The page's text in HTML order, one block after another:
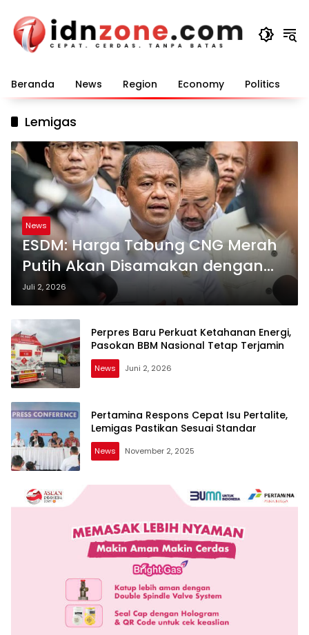
konten
Beranda News Region Economy Politics
Lemigas
News
ESDM: Harga Tabung CNG Merah
Putih Akan Disamakan dengan
LPG 3 Kg Bersubsidi
Juli 2, 2026
Perpres Baru Perkuat Ketahanan Energi,
Pasokan BBM Nasional Tetap Terjamin
News Juni 2, 2026
Pertamina Respons Cepat Isu Pertalite,
Lemigas Pastikan Sesuai Standar
News November 2, 2025